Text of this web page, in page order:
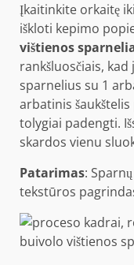
Įkaitinkite orkaitę iki
iškloti kepimo
vištienos
rankšluosčiais,
sparnelius su 1
arbatinis šaukštelis
tolygiai padengti.
skardos vienu
Patarimas:
tekstūros